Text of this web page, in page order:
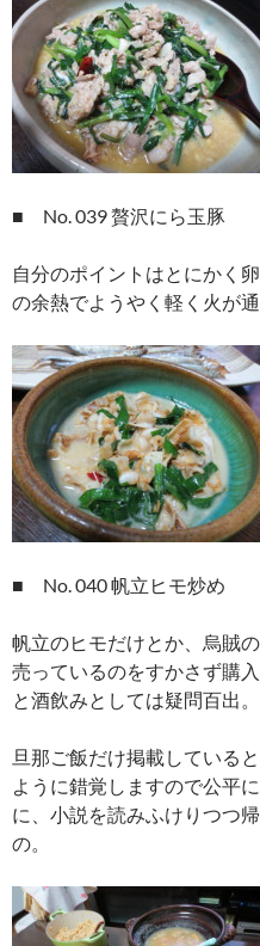
■ No. 039 贅沢にら玉豚
自分のポイントはとにかく
の余熱でようやく軽く火が
■ No. 040 帆立ヒモ炒め
帆立のヒモだけとか、烏賊
売っているのをすかさず購
と酒飲みとしては疑問百出。
旦那ご飯だけ掲載している
ように錯覚しますので公平
に、小説を読みふけりつつ
の。